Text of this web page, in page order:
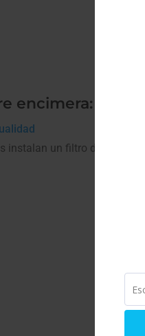
encimera: la
instalan un filtro de agua